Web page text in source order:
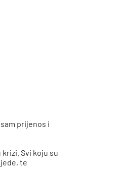
prijenos i
Svi koju su
te